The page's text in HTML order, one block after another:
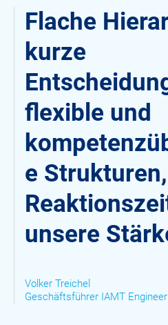
Flache
kurze
flexible und
e
unsere
Volker Treichel
Geschäftsführer IAMT